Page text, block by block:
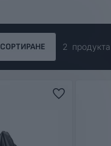
СОРТИРАНЕ 2 продуктa